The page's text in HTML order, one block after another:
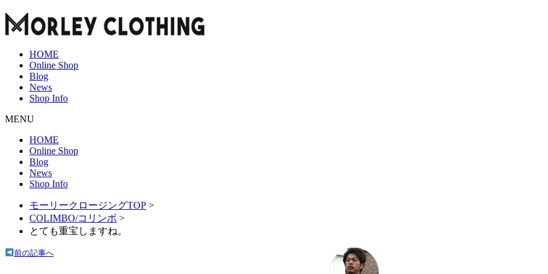
HOME
Online Shop
Blog
News
Shop Info
MENU
HOME
Online Shop
Blog
News
Shop Info
モーリークロージングTOP >
COLIMBO/コリンボ >
とても重宝しますね。
前の記事へ